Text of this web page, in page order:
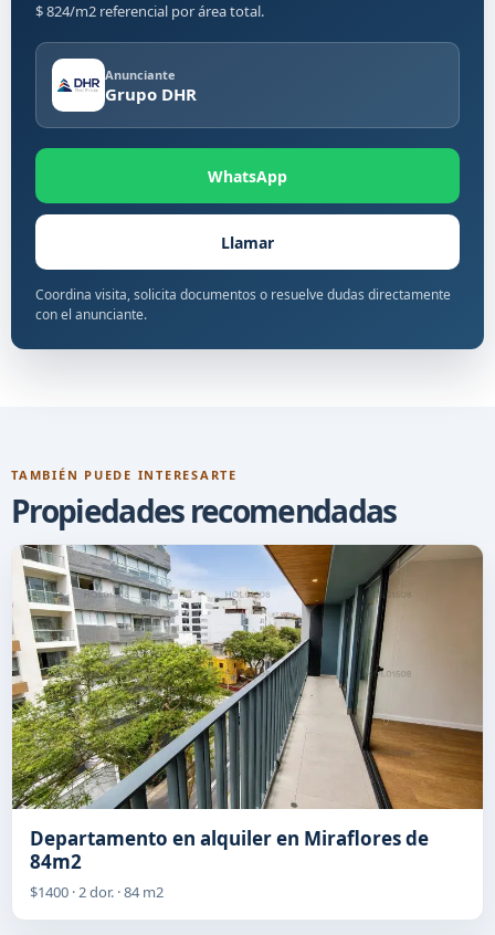
$ 824/m2 referencial por área total.
Anunciante
Grupo DHR
WhatsApp
Llamar
Coordina visita, solicita documentos o resuelve dudas directamente
con el anunciante.
TAMBIÉN PUEDE INTERESARTE
Propiedades recomendadas
Departamento en alquiler en Miraflores de
84m2
$1400 · 2 dor. · 84 m2